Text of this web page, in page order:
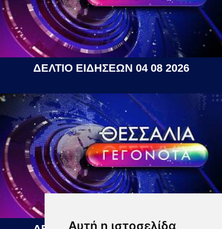
Αυτή η ιστοσελίδα
ΔΕΛΤΙΟ ΕΙΔΗΣΕΩΝ 04 08 2026